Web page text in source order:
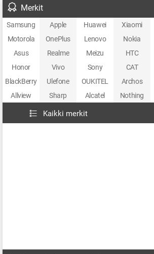
Merkit
Samsung Apple Huawei Xiaomi
Motorola
OnePlus Lenovo Nokia
Asus
Realme Meizu HTC
Honor
Vivo Sony CAT
BlackBerry
Ulefone OUKITEL Archos
Allview
Sharp Alcatel Nothing
Kaikki merkit